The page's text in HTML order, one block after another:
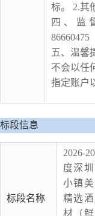
标。 2.其
四、监
86660475
五、温馨
不会以任
指定账户
标段信息
标段名称
2026-
度深
小镇美
精选
材（